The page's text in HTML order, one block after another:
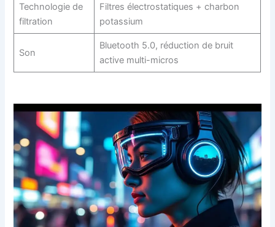
Technologie de
filtration
Filtres électrostatiques + charbon
potassium
Son
Bluetooth 5.0, réduction de bruit
active multi-micros